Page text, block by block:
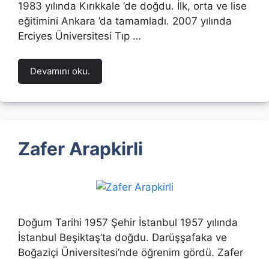
1983 yılında Kırıkkale ’de doğdu. İlk, orta ve lise
eğitimini Ankara ’da tamamladı. 2007 yılında
Erciyes Üniversitesi Tıp …
Devamını oku.
Zafer Arapkirli
Doğum Tarihi 1957 Şehir İstanbul 1957 yılında
İstanbul Beşiktaş’ta doğdu. Darüşşafaka ve
Boğaziçi Üniversitesi’nde öğrenim gördü. Zafer